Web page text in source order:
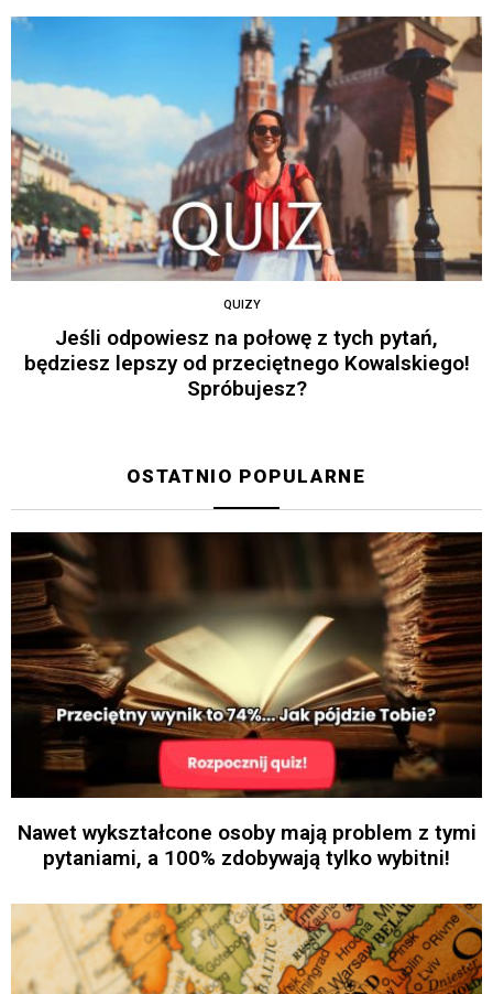
QUIZY
Jeśli odpowiesz na połowę z tych pytań,
będziesz lepszy od przeciętnego Kowalskiego!
Spróbujesz?
OSTATNIO POPULARNE
Nawet wykształcone osoby mają problem z tymi
pytaniami, a 100% zdobywają tylko wybitni!